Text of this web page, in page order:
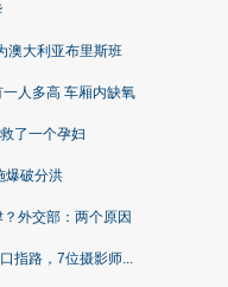
澳大利亚布里斯班
人多高 车厢内缺氧
了一个孕妇
爆破分洪
外交部：两个原因
指路，7位摄影师...